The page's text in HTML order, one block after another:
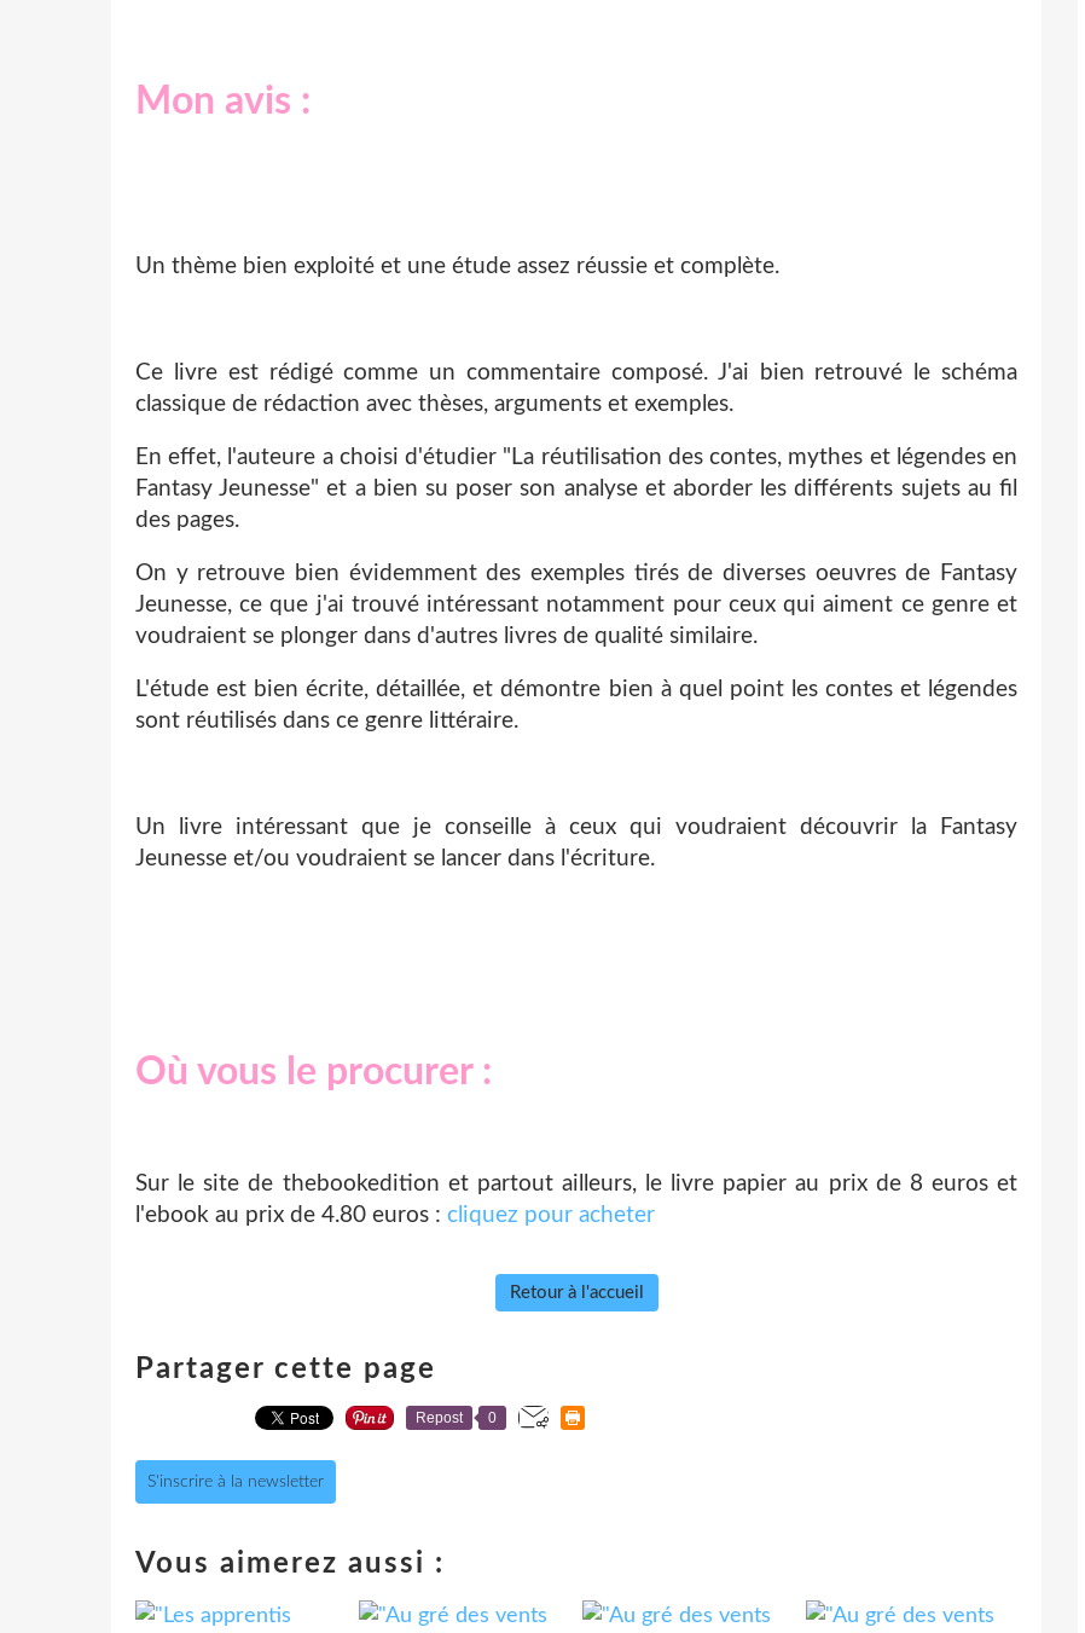
Mon avis :
Un thème bien exploité et une étude assez réussie et complète.
Ce livre est rédigé comme un commentaire composé. J'ai bien retrouvé le schéma
classique de rédaction avec thèses, arguments et exemples.
En effet, l'auteure a choisi d'étudier "La réutilisation des contes, mythes et légendes en
Fantasy Jeunesse" et a bien su poser son analyse et aborder les différents sujets au fil
des pages.
On y retrouve bien évidemment des exemples tirés de diverses oeuvres de Fantasy
Jeunesse, ce que j'ai trouvé intéressant notamment pour ceux qui aiment ce genre et
voudraient se plonger dans d'autres livres de qualité similaire.
L'étude est bien écrite, détaillée, et démontre bien à quel point les contes et légendes
sont réutilisés dans ce genre littéraire.
Un livre intéressant que je conseille à ceux qui voudraient découvrir la Fantasy
Jeunesse et/ou voudraient se lancer dans l'écriture.
Où vous le procurer :
Sur le site de thebookedition et partout ailleurs, le livre papier au prix de 8 euros et
l'ebook au prix de 4.80 euros : cliquez pour acheter
Retour à l'accueil
Partager cette page
Repost 0
S'inscrire à la newsletter
Vous aimerez aussi :